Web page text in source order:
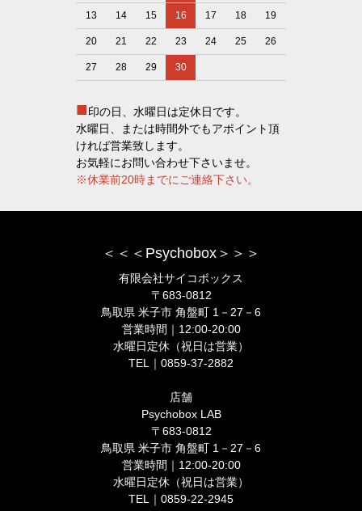
13 14 15 16 17 18 19
20 21 22 23 24 25 26
27 28 29 30
■印の日、水曜日は定休日です。
水曜日、または時間外でもアポイント頂
ければ営業致します。
お気軽にお問い合わせ下さいませ。
※休業前20時までにご連絡下さい。
＜＜＜Psychobox＞＞＞
有限会社サイコボックス
〒683-0812
鳥取県 米子市 角盤町 1－27－6
営業時間｜12:00-20:00
水曜日定休（祝日は営業）
TEL｜0859-37-2882
店舗
Psychobox LAB
〒683-0812
鳥取県 米子市 角盤町 1－27－6
営業時間｜12:00-20:00
水曜日定休（祝日は営業）
TEL｜0859-22-2945